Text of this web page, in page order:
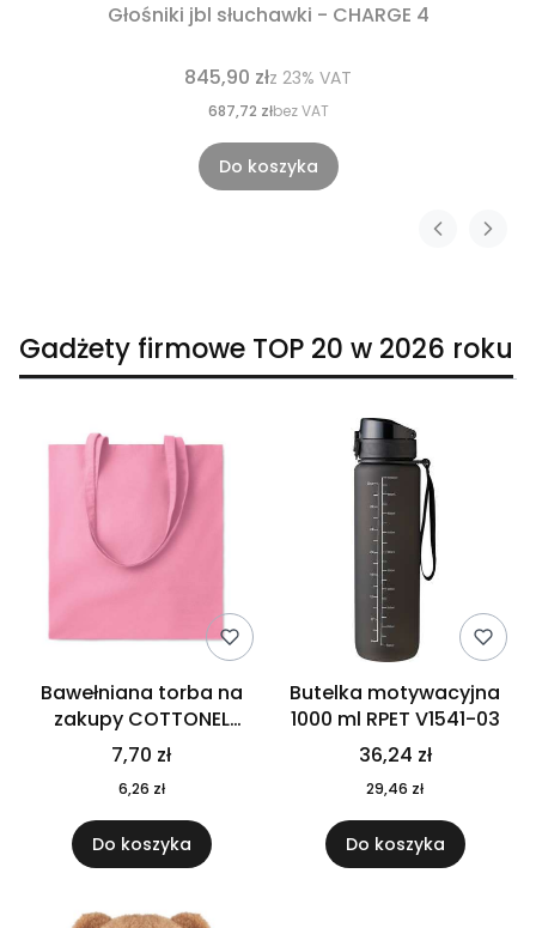
Głośniki jbl słuchawki - CHARGE 4
845,90 złz 23% VAT
687,72 złbez VAT
Do koszyka
Gadżety firmowe TOP 20 w 2026 roku
Bawełniana torba na
zakupy COTTONEL
COLOUR++ MO9846-11
7,70 zł
6,26 zł
Do koszyka
Butelka motywacyjna
1000 ml RPET V1541-03
36,24 zł
29,46 zł
Do koszyka